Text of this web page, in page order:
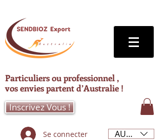
Particuliers ou professionnel ,
vos envies partent d’Australie !
Inscrivez Vous !
Se connecter AUD (AU$)